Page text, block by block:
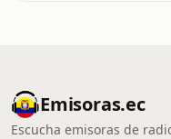
Emisoras.ec
Escucha emisoras de